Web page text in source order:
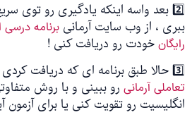
2️⃣ بعد واسه اینکه یادگیری رو توی
ببری ، از وب سایت آرمانی برنامه
رایگان خودت رو دریافت کنی !
3️⃣ حالا طبق برنامه ای که دریافت کردی لازمه
تعاملی آرمانی رو ببینی و با روش
انگلیسیت رو تقویت کنی یا برای